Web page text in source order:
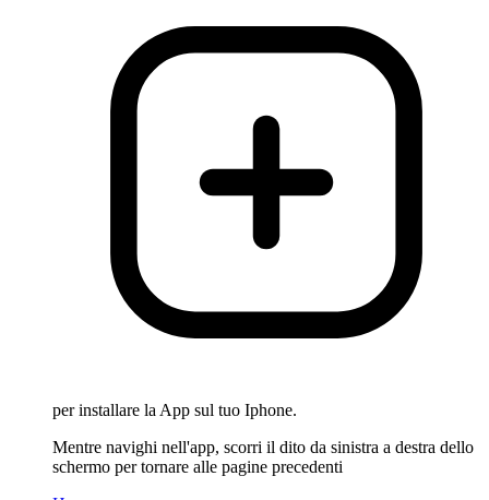
per installare la App sul tuo Iphone.
Mentre navighi nell'app, scorri il dito da sinistra a destra dello
schermo per tornare alle pagine precedenti